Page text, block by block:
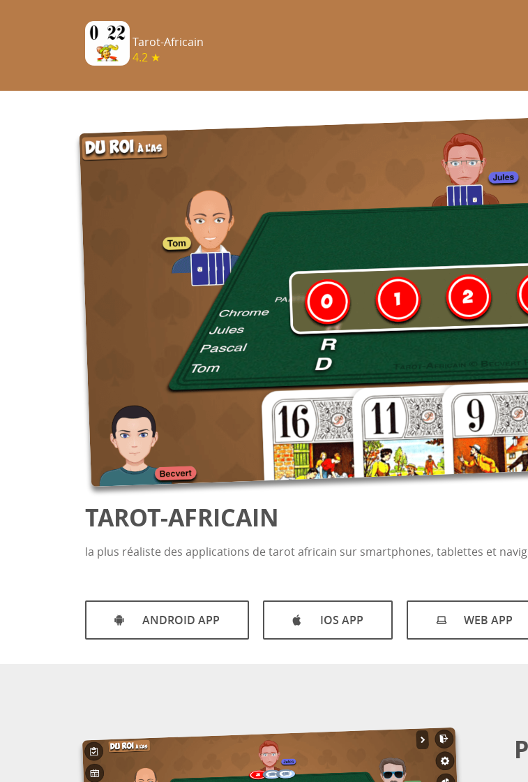
Tarot-Africain
4.2 ★
TAROT-AFRICAIN
la plus réaliste des applications de tarot africain sur smartphones, tablettes et
ANDROID APP IOS APP WEB APP